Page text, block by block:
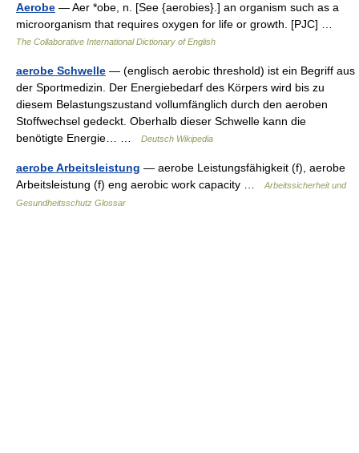
Aerobe — Aer *obe, n. [See {aerobies}.] an organism such as a
microorganism that requires oxygen for life or growth. [PJC] …
The Collaborative International Dictionary of English
aerobe Schwelle — (englisch aerobic threshold) ist ein Begriff aus
der Sportmedizin. Der Energiebedarf des Körpers wird bis zu
diesem Belastungszustand vollumfänglich durch den aeroben
Stoffwechsel gedeckt. Oberhalb dieser Schwelle kann die
benötigte Energie… …
Deutsch Wikipedia
aerobe Arbeitsleistung — aerobe Leistungsfähigkeit (f), aerobe
Arbeitsleistung (f) eng aerobic work capacity …
Arbeitssicherheit und
Gesundheitsschutz Glossar